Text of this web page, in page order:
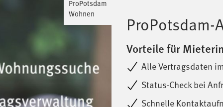
ProPotsdam
Wohnen
ProPotsdam-
Vorteile für
Alle Vertragsdaten
Status-Check bei
Schnelle